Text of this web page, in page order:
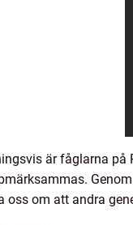
är fåglarna på
oss om att andra